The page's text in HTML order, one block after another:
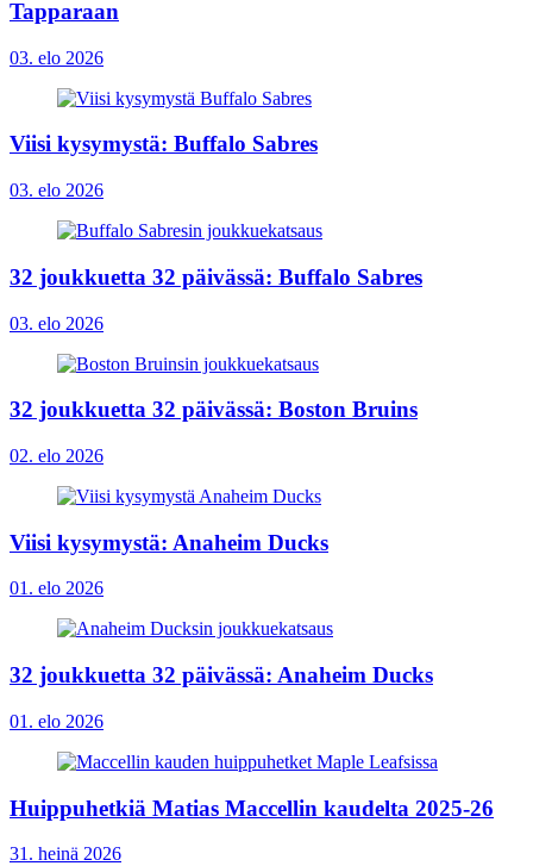
Tapparaan
03. elo 2026
Viisi kysymystä: Buffalo Sabres
03. elo 2026
32 joukkuetta 32 päivässä: Buffalo Sabres
03. elo 2026
32 joukkuetta 32 päivässä: Boston Bruins
02. elo 2026
Viisi kysymystä: Anaheim Ducks
01. elo 2026
32 joukkuetta 32 päivässä: Anaheim Ducks
01. elo 2026
Huippuhetkiä Matias Maccellin kaudelta 2025-26
31. heinä 2026